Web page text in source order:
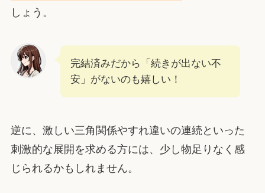
しょう。
完結済みだから「続きが出ない不
安」がないのも嬉しい！
逆に、激しい三角関係やすれ違いの連続といった
刺激的な展開を求める方には、少し物足りなく感
じられるかもしれません。